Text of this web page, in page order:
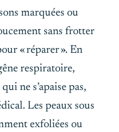
marquées ou
sans frotter
« réparer ». En
respiratoire,
ne s’apaise pas,
Les peaux sous
exfoliées ou